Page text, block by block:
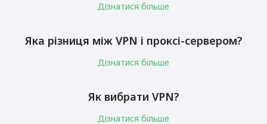
Дізнатися більше
Яка різниця між VPN і проксі-сервером?
Дізнатися більше
Як вибрати VPN?
Дізнатися більше